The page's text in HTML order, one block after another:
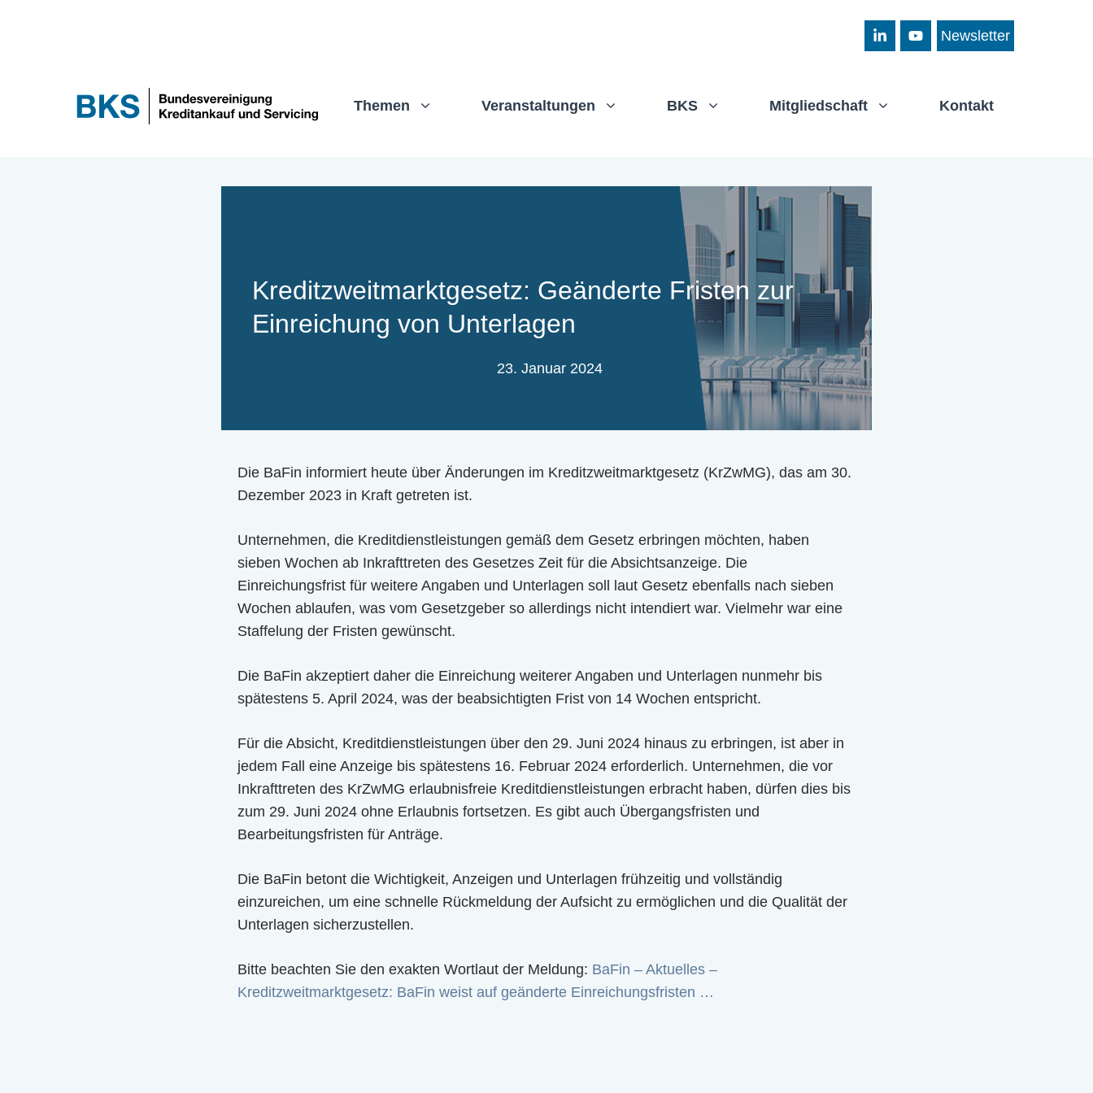
Newsletter
Themen Veranstaltungen BKS Mitgliedschaft Kontakt
Kreditzweitmarktgesetz: Geänderte Fristen zur
Einreichung von Unterlagen
23. Januar 2024
Die BaFin informiert heute über Änderungen im Kreditzweitmarktgesetz (KrZwMG), das am 30.
Dezember 2023 in Kraft getreten ist.
Unternehmen, die Kreditdienstleistungen gemäß dem Gesetz erbringen möchten, haben
sieben Wochen ab Inkrafttreten des Gesetzes Zeit für die Absichtsanzeige. Die
Einreichungsfrist für weitere Angaben und Unterlagen soll laut Gesetz ebenfalls nach sieben
Wochen ablaufen, was vom Gesetzgeber so allerdings nicht intendiert war. Vielmehr war eine
Staffelung der Fristen gewünscht.
Die BaFin akzeptiert daher die Einreichung weiterer Angaben und Unterlagen nunmehr bis
spätestens 5. April 2024, was der beabsichtigten Frist von 14 Wochen entspricht.
Für die Absicht, Kreditdienstleistungen über den 29. Juni 2024 hinaus zu erbringen, ist aber in
jedem Fall eine Anzeige bis spätestens 16. Februar 2024 erforderlich. Unternehmen, die vor
Inkrafttreten des KrZwMG erlaubnisfreie Kreditdienstleistungen erbracht haben, dürfen dies bis
zum 29. Juni 2024 ohne Erlaubnis fortsetzen. Es gibt auch Übergangsfristen und
Bearbeitungsfristen für Anträge.
Die BaFin betont die Wichtigkeit, Anzeigen und Unterlagen frühzeitig und vollständig
einzureichen, um eine schnelle Rückmeldung der Aufsicht zu ermöglichen und die Qualität der
Unterlagen sicherzustellen.
Bitte beachten Sie den exakten Wortlaut der Meldung: BaFin – Aktuelles –
Kreditzweitmarktgesetz: BaFin weist auf geänderte Einreichungsfristen …